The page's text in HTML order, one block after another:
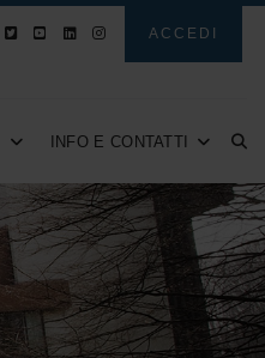
ACCEDI
INFO E CONTATTI